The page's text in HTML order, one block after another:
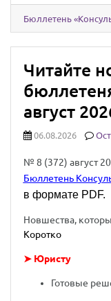
Бюллетень
Читайте
август
06.08.2026
№ 8 (372) август
Бюллетень
в формате PDF.
Новшества,
Коротко
➤ Юристу
Готовые